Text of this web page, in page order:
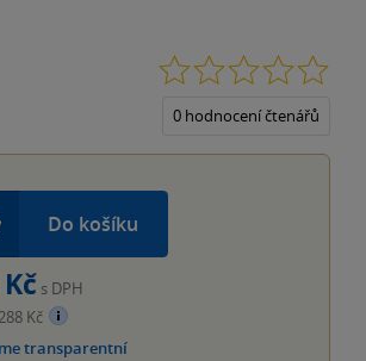
0 hodnocení čtenářů
Do košíku
s DPH
Kč
transparentní